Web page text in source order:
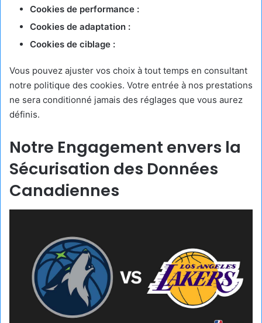
Cookies de performance :
Cookies de adaptation :
Cookies de ciblage :
Vous pouvez ajuster vos choix à tout temps en consultant
notre politique des cookies. Votre entrée à nos prestations
ne sera conditionné jamais des réglages que vous aurez
définis.
Notre Engagement envers la
Sécurisation des Données
Canadiennes